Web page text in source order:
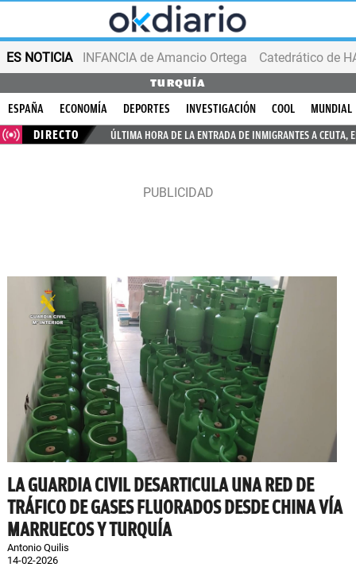
ES NOTICIA INFANCIA de Amancio Ortega
TURQUÍA
ESPAÑA ECONOMÍA DEPORTES INVESTIGACIÓN COOL
MUNDIAL
DIRECTO
ÚLTIMA HORA DE LA ENTRADA DE INMIGRANTES A CEUTA,
LA GUARDIA CIVIL DESARTICULA UNA RED DE
TRÁFICO DE GASES FLUORADOS DESDE CHINA VÍA
MARRUECOS Y TURQUÍA
Antonio Quilis
14-02-2026